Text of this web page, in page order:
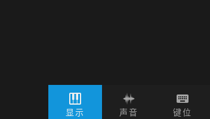
显示 声音 键位